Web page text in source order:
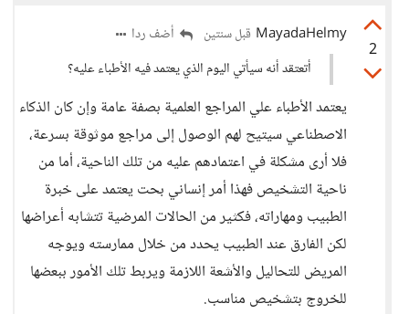
2
MayadaHelmy قبل سنتين
أضف ردا
أتعتقد أنه سيأتي اليوم الذي يعتمد فيه الأطباء عليه؟
يعتمد الأطباء علي المراجع العلمية بصفة عامة وإن كان الذكاء
الاصطناعي سيتيح لهم الوصول إلى مراجع موثوقة بسرعة،
فلا أرى مشكلة في اعتمادهم عليه من تلك الناحية، أما من
ناحية التشخيص فهذا أمر إنساني بحت يعتمد على خبرة
الطبيب ومهاراته، فكثير من الحالات المرضية تتشابه أعراضها
لكن الفارق عند الطبيب يحدد من خلال ممارسته ويوجه
المريض للتحاليل والأشعة اللازمة ويربط تلك الأمور ببعضها
للخروج بتشخيص مناسب.